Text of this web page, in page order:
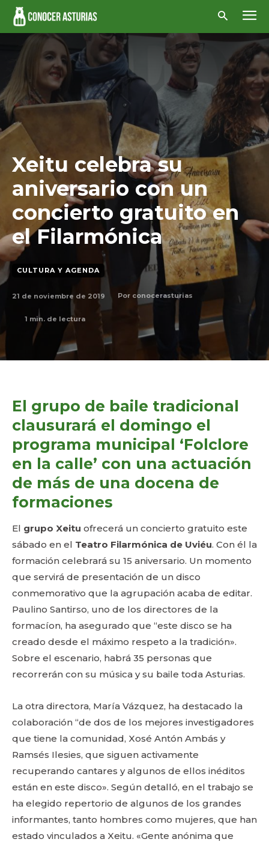
Xeitu celebra su
aniversario con un
concierto gratuito en
el Filarmónica
CULTURA Y AGENDA
21 de noviembre de 2019 Por conocerasturias
1 min. de lectura
El grupo de baile tradicional
clausurará el domingo el
programa municipal ‘Folclore
en la calle’ con una actuación
de más de una docena de
formaciones
El grupo Xeitu ofrecerá un concierto gratuito este
sábado en el Teatro Filarmónica de Uviéu. Con él la
formación celebrará su 15 aniversario. Un momento
que servirá de presentación de un disco
conmemorativo que la agrupación acaba de editar.
Paulino Santirso, uno de los directores de la
formacíon, ha asegurado que “este disco se ha
creado desde el máximo respeto a la tradición».
Sobre el escenario, habrá 35 personas que
recorrerán con su música y su baile toda Asturias.
La otra directora, María Vázquez, ha destacado la
colaboración “de dos de los mejores investigadores
que tiene la comunidad, Xosé Antón Ambás y
Ramsés Ilesies, que siguen activamente
recuperando cantares y algunos de ellos inéditos
están en este disco». Según detalló, en el trabajo se
ha elegido repertorio de algunos de los grandes
informantes, tanto hombres como mujeres, que han
estado vinculados a Xeitu. «Gente anónima que